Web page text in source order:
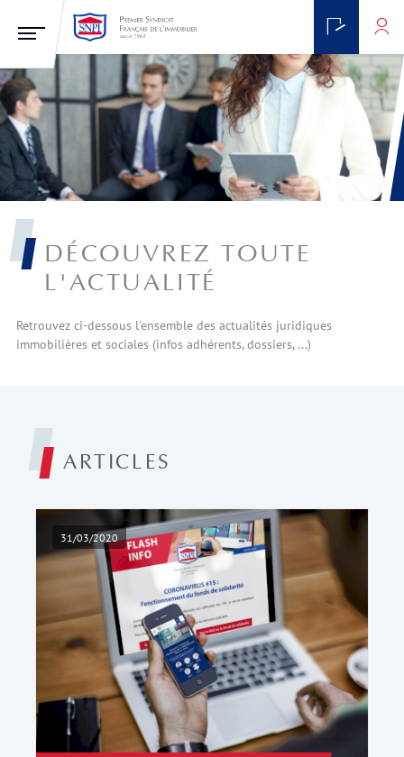
DÉCOUVREZ TOUTE
L'ACTUALITÉ
Retrouvez ci-dessous l'ensemble des actualités juridiques
immobilières et sociales (infos adhérents, dossiers, ...)
ARTICLES
31/03/2020